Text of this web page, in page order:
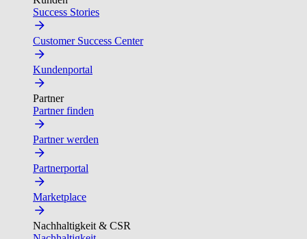
Success Stories
Customer Success Center
Kundenportal
Partner
Partner finden
Partner werden
Partnerportal
Marketplace
Nachhaltigkeit & CSR